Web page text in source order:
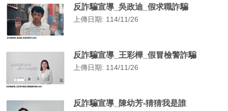
反詐騙宣導_吳政迪_假求職詐騙
上傳日期: 114/11/26
反詐騙宣導_王彩樺_假冒檢警詐騙
上傳日期: 114/11/26
反詐騙宣導_陳幼芳-猜猜我是誰